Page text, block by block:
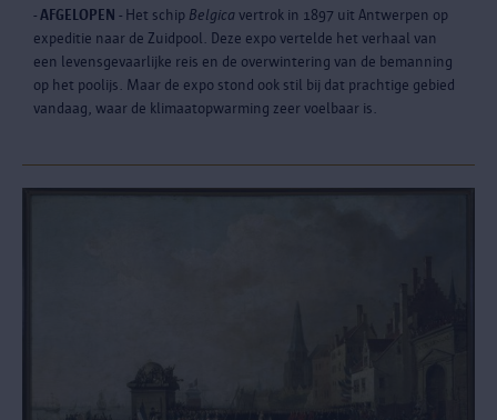
- AFGELOPEN - Het schip Belgica vertrok in 1897 uit Antwerpen op
expeditie naar de Zuidpool. Deze expo vertelde het verhaal van
een levensgevaarlijke reis en de overwintering van de bemanning
op het poolijs. Maar de expo stond ook stil bij dat prachtige gebied
vandaag, waar de klimaatopwarming zeer voelbaar is.